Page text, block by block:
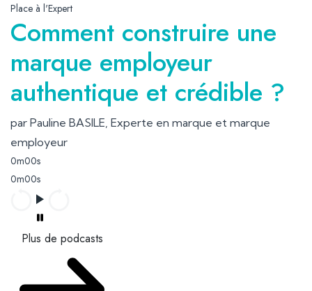
Place à l'Expert
Comment construire une
marque employeur
authentique et crédible ?
par Pauline BASILE, Experte en marque et marque
employeur
0m00s
0m00s
Plus de podcasts